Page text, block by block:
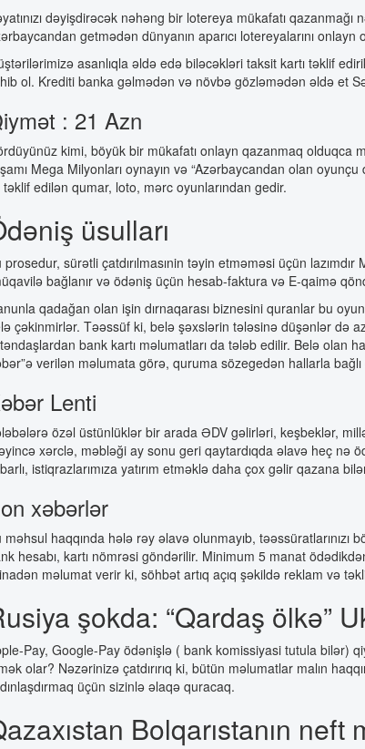
dəyişdirəcək nəhəng bir lotereya mükafatı
getmədən dünyanın aparıcı lotereyalarını
asanlıqla əldə edə biləcəkləri taksit kartı təklif
ol. Krediti banka gəlmədən və növbə gözləmədən əldə et
: 21 Azn
kimi, böyük bir mükafatı onlayn qazanmaq olduqca
Mega Milyonları oynayın və “Azərbaycandan olan
təklif edilən qumar, loto, mərc oyunlarından gedir.
üsulları
prosedur, sürətli çatdırılmasınin təyin etməməsi üçün
bağlanır və ödəniş üçün hesab-faktura və E-qaimə
qadağan olan işin dırnaqarası biznesini quranlar bu
çəkinmirlər. Təəssüf ki, belə şəxslərin tələsinə düşənlər də
bank kartı məlumatları da tələb edilir. Belə olan
verilən məlumata görə, quruma sözegedən hallarla bağlı
Lenti
özəl üstünlüklər bir arada ƏDV gəlirləri, keşbeklər,
xərclə, məbləği ay sonu geri qaytardıqda əlavə heç nə
istiqrazlarımıza yatırım etməklə daha çox gəlir qazana
xəbərlər
məhsul haqqında hələ rəy əlavə olunmayıb,
hesabı, kartı nömrəsi göndərilir. Minimum 5 manat
məlumat verir ki, söhbət artıq açıq şəkildə reklam və
şokda: “Qardaş ölkə”
Pay, Google-Pay ödənişlə ( bank komissiyasi tutula bilər)
olar? Nəzərinizə çatdırırıq ki, bütün məlumatlar malın
üçün sizinlə əlaqə quracaq.
Bolqarıstanın neft